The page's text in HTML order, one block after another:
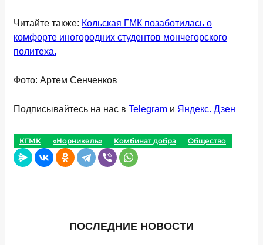
Читайте также: Кольская ГМК позаботилась о
комфорте иногородних студентов мончегорского
политеха.
Фото: Артем Сенченков
Подписывайтесь на нас в Telegram и Яндекс. Дзен
КГМК «Норникель» Комбинат добра Общество
ПОСЛЕДНИЕ НОВОСТИ